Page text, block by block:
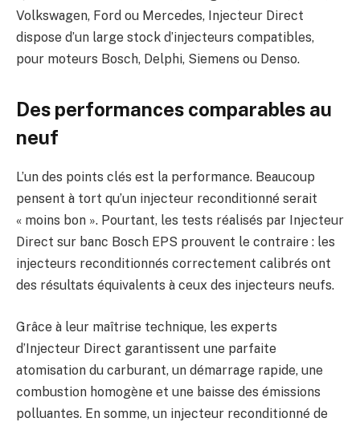
Volkswagen, Ford ou Mercedes, Injecteur Direct
dispose d’un large stock d’injecteurs compatibles,
pour moteurs Bosch, Delphi, Siemens ou Denso.
Des performances comparables au
neuf
L’un des points clés est la performance. Beaucoup
pensent à tort qu’un injecteur reconditionné serait
« moins bon ». Pourtant, les tests réalisés par Injecteur
Direct sur banc Bosch EPS prouvent le contraire : les
injecteurs reconditionnés correctement calibrés ont
des résultats équivalents à ceux des injecteurs neufs.
Grâce à leur maîtrise technique, les experts
d’Injecteur Direct garantissent une parfaite
atomisation du carburant, un démarrage rapide, une
combustion homogène et une baisse des émissions
polluantes. En somme, un injecteur reconditionné de